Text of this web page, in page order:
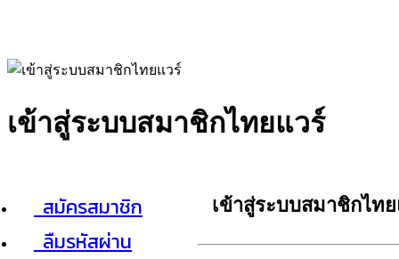
เข้าสู่ระบบสมาชิกไทยแวร์
สมัครสมาชิก
ลืมรหัสผ่าน
เข้าสู่ระบบสมาชิกไท